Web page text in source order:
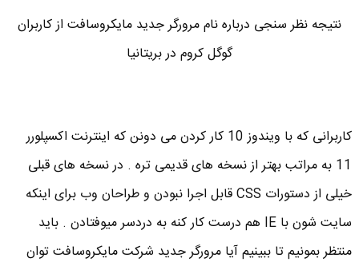
نتیجه نظر سنجی درباره نام مرورگر جدید مایکروسافت از کاربران
گوگل کروم در بریتانیا
کاربرانی که با ویندوز 10 کار کردن می دونن که اینترنت اکسپلورر
11 به مراتب بهتر از نسخه های قدیمی تره . در نسخه های قبلی
خیلی از دستورات CSS قابل اجرا نبودن و طراحان وب برای اینکه
سایت شون با IE هم درست کار کنه به دردسر میوفتادن . باید
منتظر بمونیم تا ببینیم آیا مرورگر جدید شرکت مایکروسافت توان